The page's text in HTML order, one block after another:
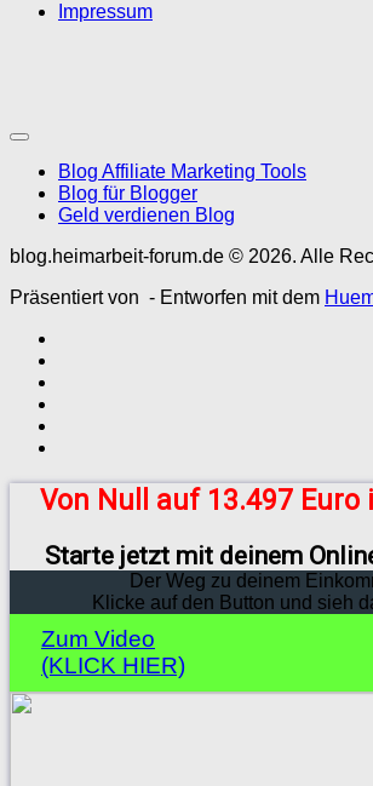
Impressum
Blog Affiliate Marketing Tools
Blog für Blogger
Geld verdienen Blog
blog.heimarbeit-forum.de © 2026. Alle
Präsentiert von - Entworfen mit dem
Von Null auf 13.497
Starte jetzt mit deinem
Der Weg zu deinem
Klicke auf den Button und sieh
Zum Video
(KLICK HIER)